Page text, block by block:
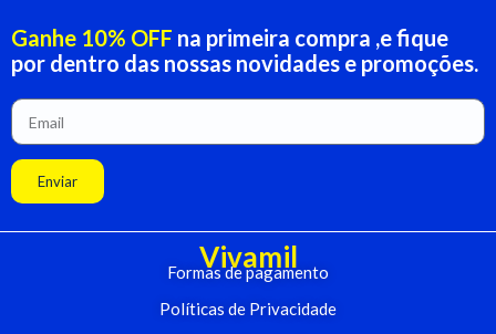
Ganhe 10% OFF na primeira compra ,e fique
por dentro das nossas novidades e promoções.
Enviar
Vivamil
Formas de pagamento
Políticas de Privacidade